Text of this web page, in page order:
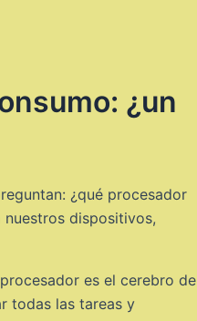
¿un
¿qué procesador
dispositivos,
es el cerebro de
todas las tareas y